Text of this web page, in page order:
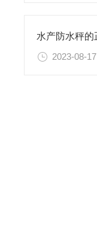
2023-08-17